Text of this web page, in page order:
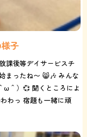
子
課後等デイサービスチ
まったね〜 😸🎶 みんな
ω＾）💞 聞くところによ
わっ 宿題も一緒に頑